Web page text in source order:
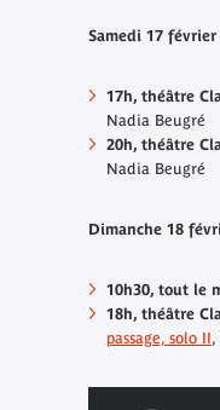
Samedi 17 février
17h, théâtre
Nadia Beugré
20h, théâtre
Nadia Beugré
Dimanche 18
10h30, tout le
18h, théâtre
passage, solo II,